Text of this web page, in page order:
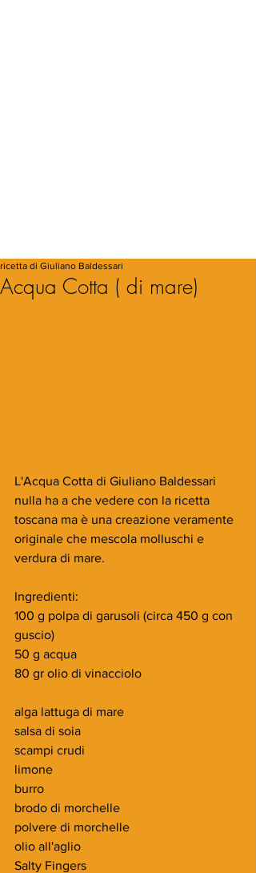
Acqua Cotta ( di mare)
ricetta di Giuliano Baldessari
L'Acqua Cotta di Giuliano Baldessari
nulla ha a che vedere con la ricetta
toscana ma è una creazione veramente
originale che mescola molluschi e
verdura di mare.
Ingredienti:
100 g polpa di garusoli (circa 450 g con
guscio)
50 g acqua
80 gr olio di vinacciolo
alga lattuga di mare
salsa di soia
scampi crudi
limone
burro
brodo di morchelle
polvere di morchelle
olio all'aglio
Salty Fingers